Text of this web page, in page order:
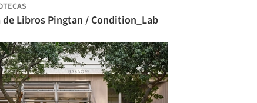
de Libros Pingtan / Condition_Lab